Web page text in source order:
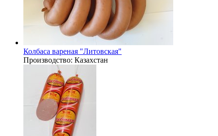
Колбаса вареная "Литовская"
Производство: Казахстан